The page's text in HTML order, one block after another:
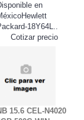
en
18Y64L..
Cotizar precio
15.6 CEL-N4020